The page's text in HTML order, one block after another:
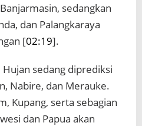
sedangkan
dan Palangkaraya
[02:19].
Hujan sedang diprediksi
Nabire, dan Merauke.
Kupang, serta sebagian
dan Papua akan